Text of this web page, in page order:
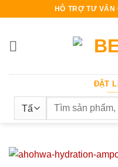
dung
HỖ TRỢ TƯ VẤN
ĐẶT
Search